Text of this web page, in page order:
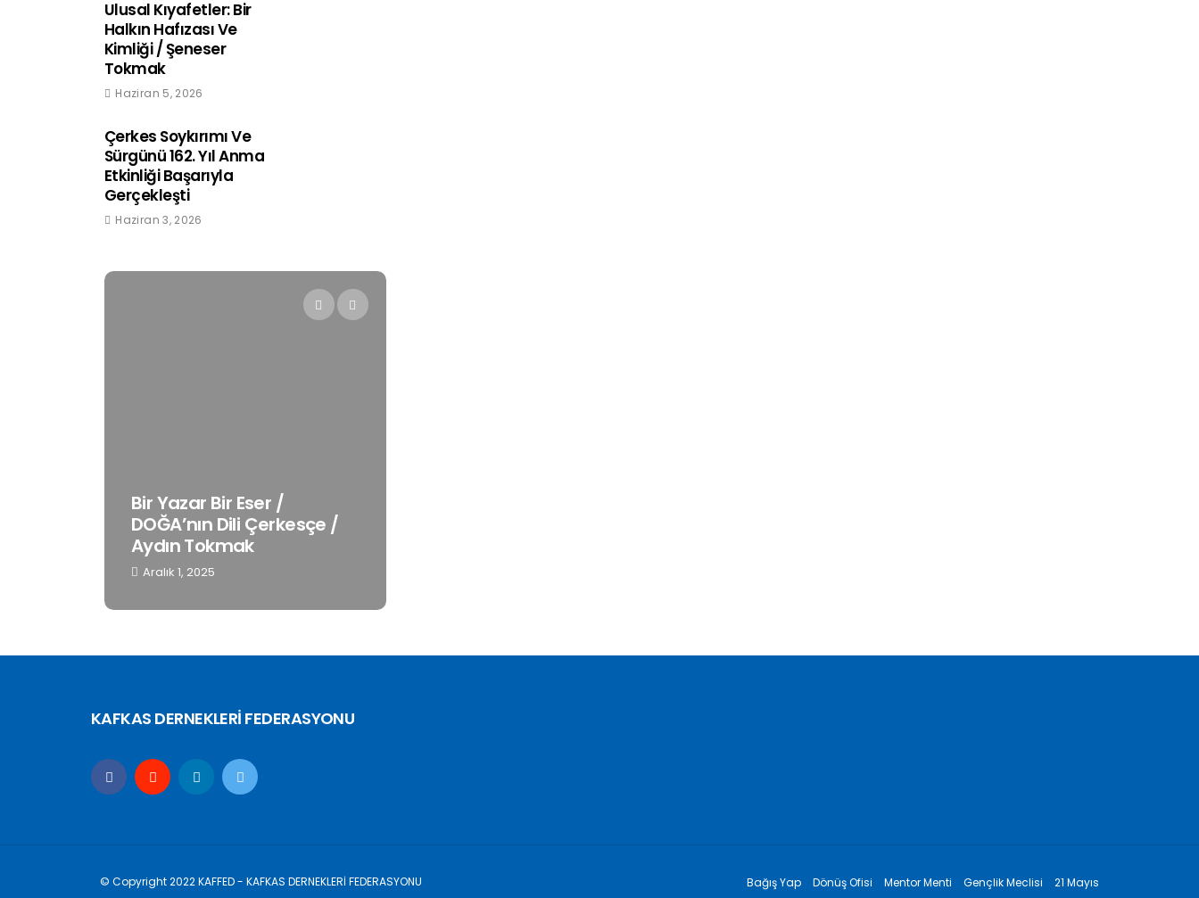
Ulusal Kıyafetler: Bir
Halkın Hafızası Ve
Kimliği / Şeneser
Tokmak
Haziran 5, 2026
Çerkes Soykırımı Ve
Sürgünü 162. Yıl Anma
Etkinliği Başarıyla
Gerçekleşti
Haziran 3, 2026
Bir Yazar Bir Eser /
DOĞA’nın Dili Çerkesçe /
Aydın Tokmak
Aralık 1, 2025
KAFKAS DERNEKLERİ FEDERASYONU
© Copyright 2022 KAFFED - KAFKAS DERNEKLERİ FEDERASYONU Bağış Yap Dönüş Ofisi Mentor Menti Gençlik Meclisi 21 Mayıs